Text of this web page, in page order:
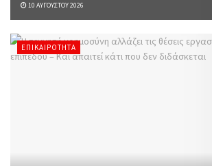
10 ΑΥΓΟΎΣΤΟΥ 2026
ΕΠΙΚΑΙΡΌΤΗΤΑ